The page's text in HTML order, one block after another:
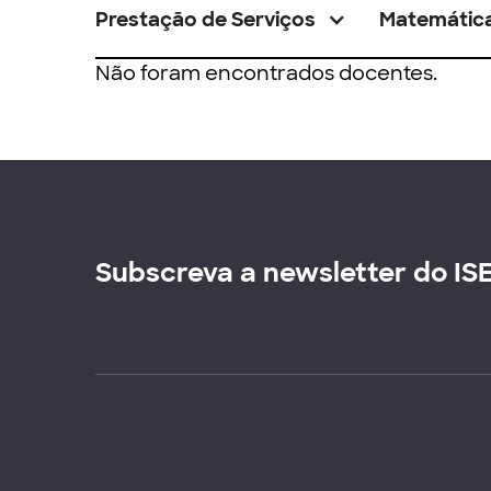
Prestação de Serviços
Não foram encontrados docentes.
Subscreva a newsletter do